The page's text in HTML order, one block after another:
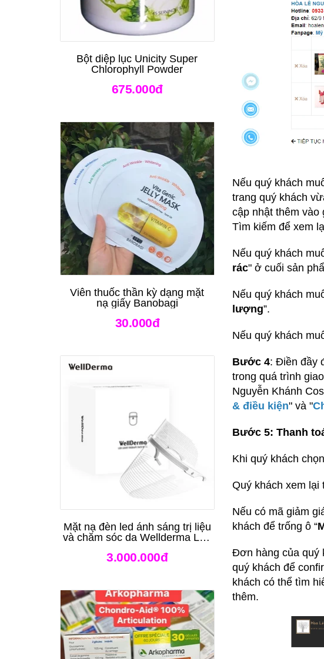
Nếu quý khách
trang quý khách
cập nhật thêm vào
Tìm kiếm để xem
Nếu quý khách
rác" ở cuối sản
Nếu quý khách
lượng”.
Nếu quý khách
Bước 4: Điền đầy
trong quá trình
Nguyễn Khánh
& điều kiện" và "
Bước 5: Thanh
Khi quý khách
Quý khách xem lại
Nếu có mã giảm
khách để trống ô “
Đơn hàng của quý
quý khách để
khách có thể tìm
thêm.
Bột diệp lục Unicity Super
Chlorophyll Powder
675.000đ
Viên thuốc thần kỳ dạng mặt
nạ giấy Banobagi
30.000đ
Mặt nạ đèn led ánh sáng trị liệu
và chăm sóc da Wellderma Led
Mask
3.000.000đ